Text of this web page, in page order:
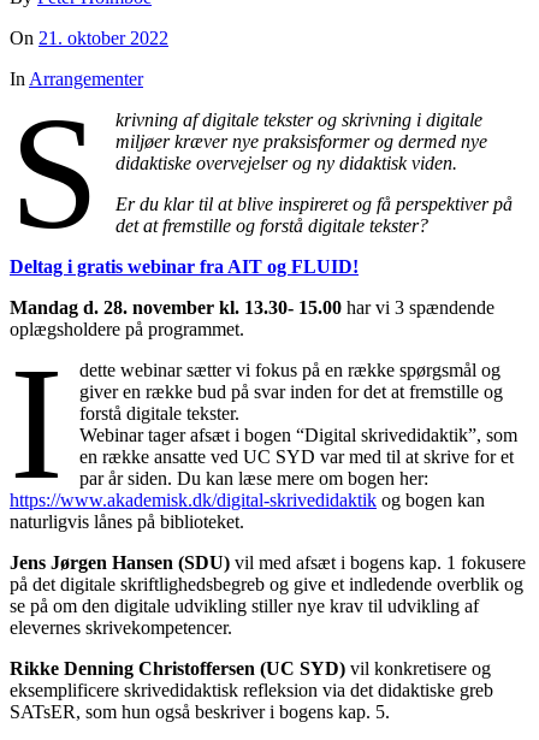
On 21. oktober 2022
In Arrangementer
S
krivning af digitale tekster og skrivning i digitale
miljøer kræver nye praksisformer og dermed nye
didaktiske overvejelser og ny didaktisk viden.
Er du klar til at blive inspireret og få perspektiver på
det at fremstille og forstå digitale tekster?
Deltag i gratis webinar fra AIT og FLUID!
Mandag d. 28. november kl. 13.30- 15.00 har vi 3 spændende
oplægsholdere på programmet.
I
dette webinar sætter vi fokus på en række spørgsmål og
giver en række bud på svar inden for det at fremstille og
forstå digitale tekster.
Webinar tager afsæt i bogen “Digital skrivedidaktik”, som
en række ansatte ved UC SYD var med til at skrive for et
par år siden. Du kan læse mere om bogen her:
https://www.akademisk.dk/digital-skrivedidaktik og bogen kan
naturligvis lånes på biblioteket.
Jens Jørgen Hansen (SDU) vil med afsæt i bogens kap. 1 fokusere
på det digitale skriftlighedsbegreb og give et indledende overblik og
se på om den digitale udvikling stiller nye krav til udvikling af
elevernes skrivekompetencer.
Rikke Denning Christoffersen (UC SYD) vil konkretisere og
eksemplificere skrivedidaktisk refleksion via det didaktiske greb
SATsER, som hun også beskriver i bogens kap. 5.